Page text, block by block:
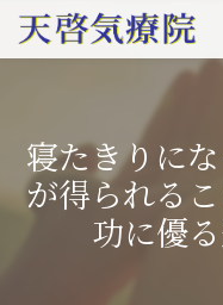
寝たきりに
が得られる
功に優